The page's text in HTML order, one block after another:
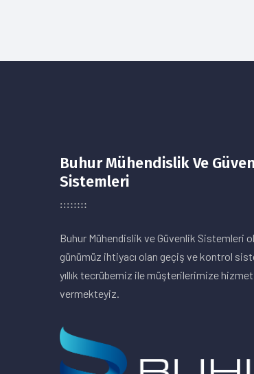
Buhur Mühendislik Ve
Sistemleri
Buhur Mühendislik ve Güvenlik Sistemleri
günümüz ihtiyacı olan geçiş ve kontrol
yıllık tecrübemiz ile müşterilerimize hizmet
vermekteyiz.